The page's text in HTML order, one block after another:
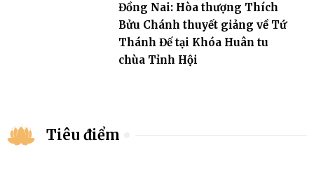
Đồng Nai: Hòa thượng Thích
Bửu Chánh thuyết giảng về Tứ
Thánh Đế tại Khóa Huân tu
chùa Tỉnh Hội
Tiêu điểm